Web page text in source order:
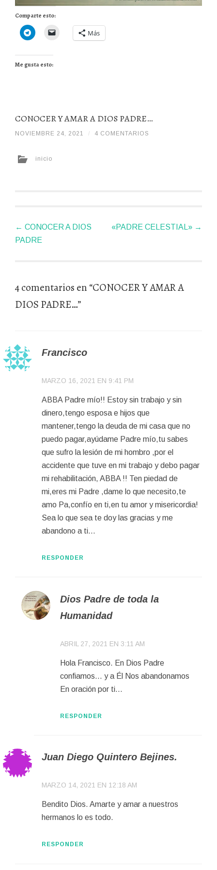
Comparte esto:
Más
Me gusta esto:
CONOCER Y AMAR A DIOS PADRE…
NOVIEMBRE 24, 2021
// 4 COMENTARIOS
inicio
de
← CONOCER A DIOS
PADRE
«PADRE CELESTIAL» →
4 comentarios en “CONOCER Y AMAR A
DIOS PADRE…”
Francisco
MARZO 16, 2021 EN 9:41 PM
ABBA Padre mío!! Estoy sin trabajo y sin
dinero,tengo esposa e hijos que
mantener,tengo la deuda de mi casa que no
puedo pagar,ayúdame Padre mío,tu sabes
que sufro la lesión de mi hombro ,por el
accidente que tuve en mi trabajo y debo pagar
mi rehabilitación, ABBA !! Ten piedad de
mi,eres mi Padre ,dame lo que necesito,te
amo Pa,confío en ti,en tu amor y misericordia!
Sea lo que sea te doy las gracias y me
abandono a ti…
RESPONDER
Dios Padre de toda la
Humanidad
ABRIL 27, 2021 EN 3:11 AM
Hola Francisco. En Dios Padre
confiamos… y a Él Nos abandonamos
En oración por ti…
RESPONDER
Juan Diego Quintero Bejines.
MARZO 14, 2021 EN 12:18 AM
Bendito Dios. Amarte y amar a nuestros
hermanos lo es todo.
RESPONDER